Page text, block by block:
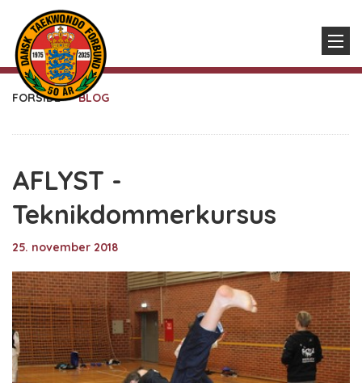
FORSIDE BLOG
AFLYST -
Teknikdommerkursus
25. november 2018